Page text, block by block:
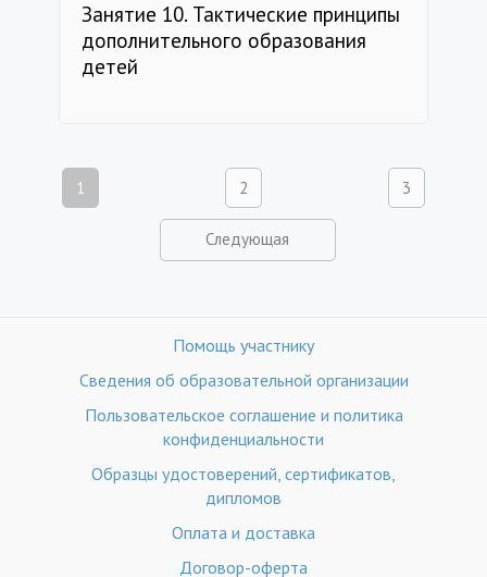
Занятие 10. Тактические принципы
дополнительного образования
детей
1 2 3
Следующая
Помощь участнику
Сведения об образовательной организации
Пользовательское соглашение и политика
конфиденциальности
Образцы удостоверений, сертификатов,
дипломов
Оплата и доставка
Договор-оферта